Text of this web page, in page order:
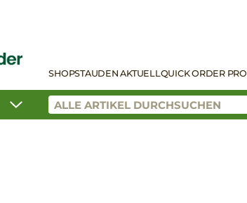
SHOPSTAUDEN AKTUELLQUICK ORDER PRO